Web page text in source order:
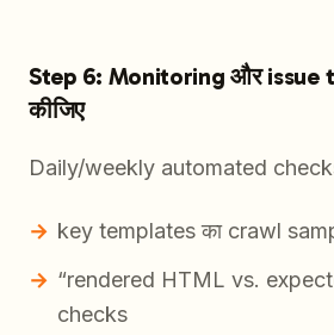
Step 6: Monitoring और issue
कीजिए
Daily/weekly automated
key templates का crawl
“rendered HTML vs.
checks